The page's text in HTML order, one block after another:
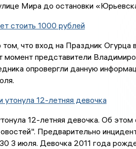
Мира до остановки
стоить 1000 рублей
что вход на Праздник Огурца
момент представители
опровергли данную
12-летняя девочка
12-летняя девочка. Об
Предварительно
3 июля. Девочка 2011 года